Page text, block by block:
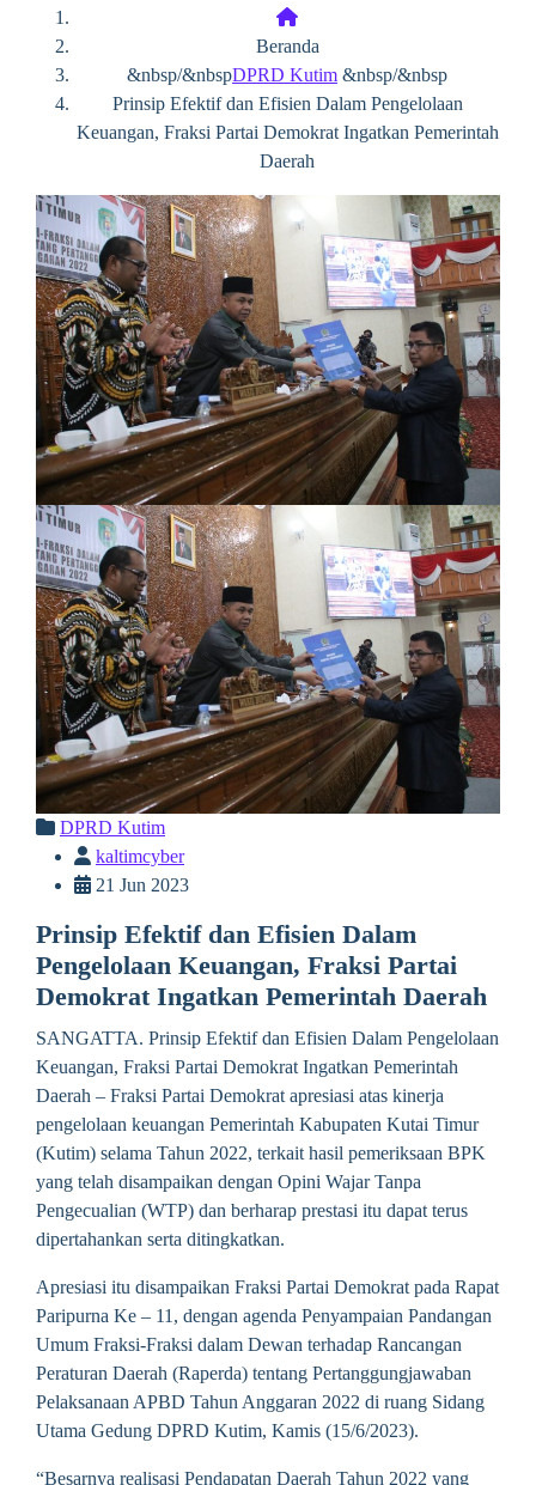
Beranda
&nbsp/&nbspDPRD Kutim &nbsp/&nbsp
Prinsip Efektif dan Efisien Dalam Pengelolaan
Keuangan, Fraksi Partai Demokrat Ingatkan Pemerintah
Daerah
DPRD Kutim
kaltimcyber
21 Jun 2023
Prinsip Efektif dan Efisien Dalam
Pengelolaan Keuangan, Fraksi Partai
Demokrat Ingatkan Pemerintah Daerah
SANGATTA. Prinsip Efektif dan Efisien Dalam Pengelolaan
Keuangan, Fraksi Partai Demokrat Ingatkan Pemerintah
Daerah – Fraksi Partai Demokrat apresiasi atas kinerja
pengelolaan keuangan Pemerintah Kabupaten Kutai Timur
(Kutim) selama Tahun 2022, terkait hasil pemeriksaan BPK
yang telah disampaikan dengan Opini Wajar Tanpa
Pengecualian (WTP) dan berharap prestasi itu dapat terus
dipertahankan serta ditingkatkan.
Apresiasi itu disampaikan Fraksi Partai Demokrat pada Rapat
Paripurna Ke – 11, dengan agenda Penyampaian Pandangan
Umum Fraksi-Fraksi dalam Dewan terhadap Rancangan
Peraturan Daerah (Raperda) tentang Pertanggungjawaban
Pelaksanaan APBD Tahun Anggaran 2022 di ruang Sidang
Utama Gedung DPRD Kutim, Kamis (15/6/2023).
“Besarnya realisasi Pendapatan Daerah Tahun 2022 yang